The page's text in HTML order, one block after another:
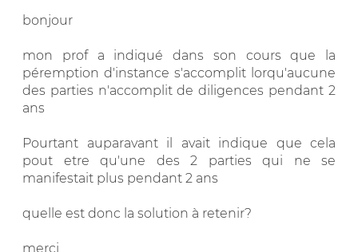
bonjour
mon prof a indiqué dans son cours que la
péremption d'instance s'accomplit lorqu'aucune
des parties n'accomplit de diligences pendant 2
ans
Pourtant auparavant il avait indique que cela
pout etre qu'une des 2 parties qui ne se
manifestait plus pendant 2 ans
quelle est donc la solution à retenir?
merci